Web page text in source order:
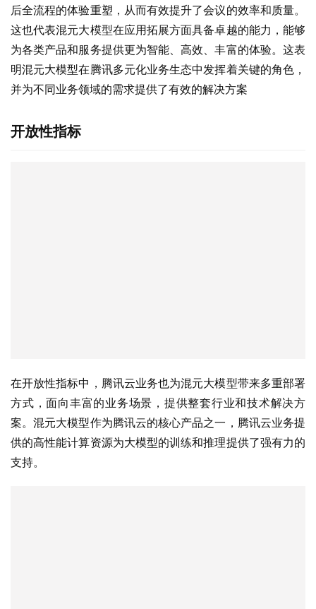
后全流程的体验重塑，从而有效提升了会议的效率和质量。
这也代表混元大模型在应用拓展方面具备卓越的能力，能够
为各类产品和服务提供更为智能、高效、丰富的体验。这表
明混元大模型在腾讯多元化业务生态中发挥着关键的角色，
并为不同业务领域的需求提供了有效的解决方案
开放性指标
在开放性指标中，腾讯云业务也为混元大模型带来多重部署
方式，面向丰富的业务场景，提供整套行业和技术解决方
案。混元大模型作为腾讯云的核心产品之一，腾讯云业务提
供的高性能计算资源为大模型的训练和推理提供了强有力的
支持。